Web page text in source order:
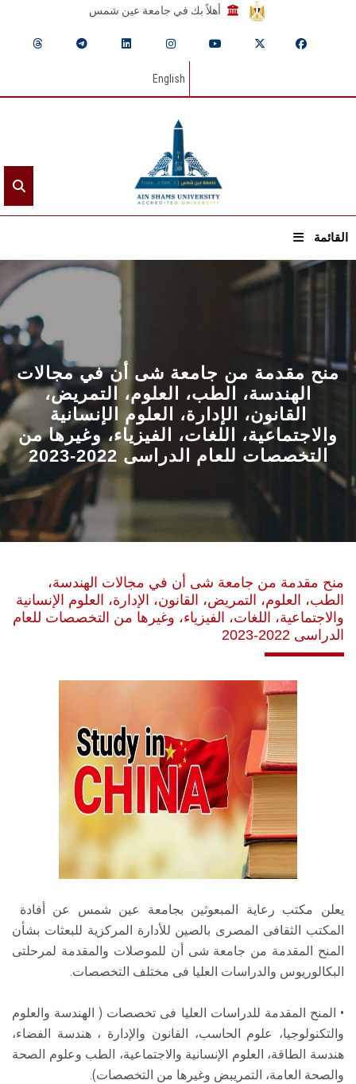
أهلاً بك في جامعة عين شمس
English
القائمة
الرئيسيـة
عن الجامعة
القطاعـات
الشئون الأكاديمية
البحث العلمي
الرعاية الصحية
المراكز والوحدات
الأنظمة الذكية
الإعلام
هيئة التدريس
الدراسات العليا
الزائـرون
سجل الان
منح مقدمة من جامعة شى أن في مجالات
الهندسة، الطب، العلوم، التمريض،
القانون، الإدارة، العلوم الإنسانية
والاجتماعية، اللغات، الفيزياء، وغيرها من
التخصصات للعام الدراسى 2022-2023
منح مقدمة من جامعة شى أن في مجالات الهندسة،
الطب، العلوم، التمريض، القانون، الإدارة، العلوم الإنسانية
والاجتماعية، اللغات، الفيزياء، وغيرها من التخصصات للعام
الدراسى 2022-2023
يعلن مكتب رعاية المبعوثين بجامعة عين شمس عن أفادة
المكتب الثقافى المصرى بالصين للأدارة المركزية للبعثات بشأن
المنح المقدمة من جامعة شى أن للموصلات والمقدمة لمرحلتى
البكالوريوس والدراسات العليا فى مختلف التخصصات.
• المنح المقدمة للدراسات العليا فى تخصصات ( الهندسة والعلوم
والتكنولوجيا، علوم الحاسب، القانون والإدارة ، هندسة الفضاء،
هندسة الطاقة، العلوم الإنسانية والاجتماعية، الطب وعلوم الصحة
والصحة العامة، التمريبض وغيرها من التخصصات).